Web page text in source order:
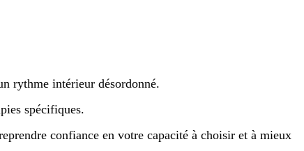
rythme intérieur désordonné.
spécifiques.
confiance en votre capacité à choisir et à mieux